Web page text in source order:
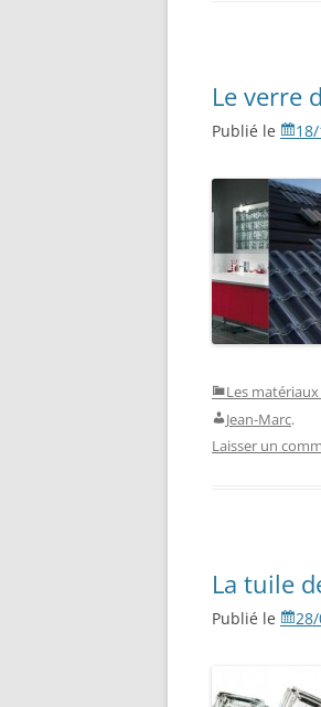
Le verre
Publié le
Les
Jean-Marc.
Laisser un
La tuile
Publié le